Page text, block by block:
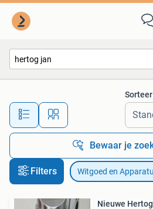
Alle afstanden…
Bewaar je
Filters Witgoed en
Nieuwe